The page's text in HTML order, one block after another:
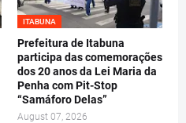
ITABUNA
Prefeitura de Itabuna
participa das comemorações
dos 20 anos da Lei Maria da
Penha com Pit-Stop
“Samáforo Delas”
August 07, 2026